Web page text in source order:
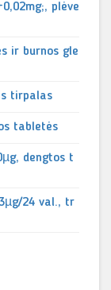
plėve
ir burnos gle
tirpalas
tabletės
dengtos t
24 val., tr